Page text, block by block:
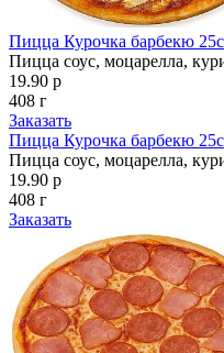
Пицца Курочка барбекю
Пицца соус, моцарелла,
19.90 р
408 г
Заказать
Пицца Курочка барбекю
Пицца соус, моцарелла,
19.90 р
408 г
Заказать